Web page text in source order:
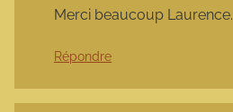
Merci beaucoup Laurence.
Répondre